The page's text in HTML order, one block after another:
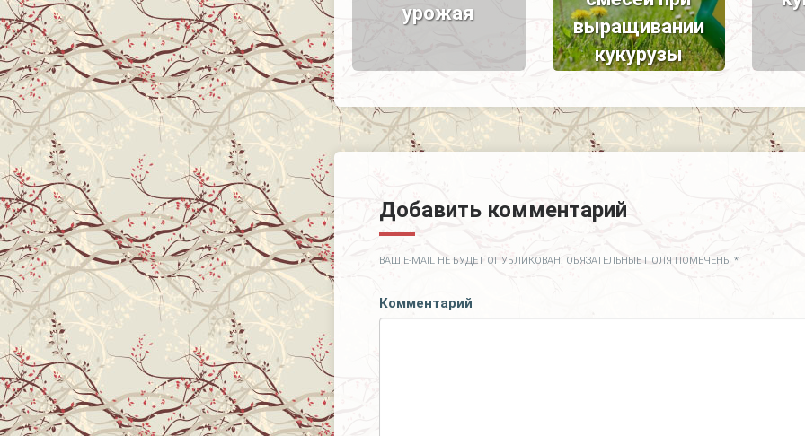
урожая
выращивании
кукурузы
Добавить комментарий
ВАШ E-MAIL НЕ БУДЕТ ОПУБЛИКОВАН. ОБЯЗАТЕЛЬНЫЕ ПОЛЯ ПОМЕЧЕНЫ *
Комментарий